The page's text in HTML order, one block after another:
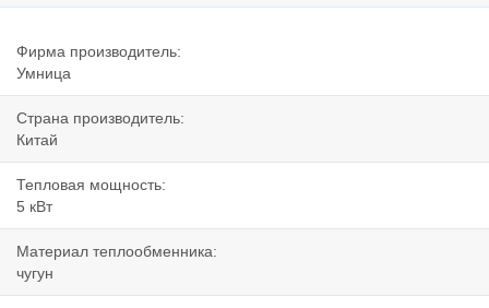
Фирма производитель:
Умница
Страна производитель:
Китай
Тепловая мощность:
5 кВт
Материал теплообменника:
чугун